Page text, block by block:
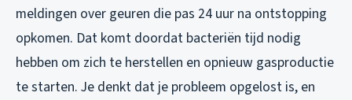
meldingen over geuren die pas 24 uur na ontstopping
opkomen. Dat komt doordat bacteriën tijd nodig
hebben om zich te herstellen en opnieuw gasproductie
te starten. Je denkt dat je probleem opgelost is, en